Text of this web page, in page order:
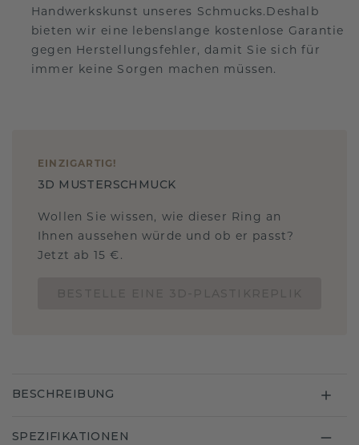
Handwerkskunst unseres Schmucks.Deshalb
bieten wir eine lebenslange kostenlose Garantie
gegen Herstellungsfehler, damit Sie sich für
immer keine Sorgen machen müssen.
EINZIGARTIG !
3D MUSTERSCHMUCK
Wollen Sie wissen, wie dieser Ring an
Ihnen aussehen würde und ob er passt?
Jetzt ab 15 €.
BESCHREIBUNG
SPEZIFIKATIONEN